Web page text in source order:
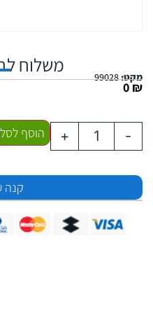
משלוח
מקט:99028
0₪
-
+ הוסף לסל
קנה